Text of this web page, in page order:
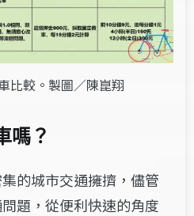
比較。製圖／陳崑翔
嗎？
的城市交通擁擠，儘管
題，從便利快速的角度